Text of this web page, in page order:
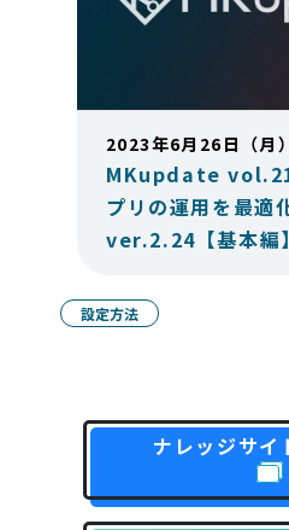
2023年6月26日（月
MKupdate
プリの運用を最適
ver.2.24【基本編】
設定方法
ナレッジサイ